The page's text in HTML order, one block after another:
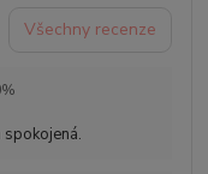
Všechny recenze
spokojená.